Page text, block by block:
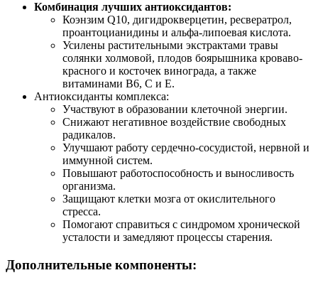
Комбинация лучших антиоксидантов:
Коэнзим Q10, дигидрокверцетин, ресвератрол,
проантоцианидины и альфа-липоевая кислота.
Усилены растительными экстрактами травы
солянки холмовой, плодов боярышника кроваво-
красного и косточек винограда, а также
витаминами В6, С и Е.
Антиоксиданты комплекса:
Участвуют в образовании клеточной энергии.
Снижают негативное воздействие свободных
радикалов.
Улучшают работу сердечно-сосудистой, нервной и
иммунной систем.
Повышают работоспособность и выносливость
организма.
Защищают клетки мозга от окислительного
стресса.
Помогают справиться с синдромом хронической
усталости и замедляют процессы старения.
Дополнительные компоненты: